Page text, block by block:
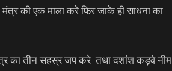
की एक माला करे फिर जाके ही साधना का
का तीन सहस्र जप करे तथा दशांश कड़वे नीम